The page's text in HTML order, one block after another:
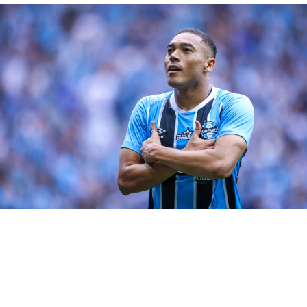
uma melhor condição.
RELATED TOPICS: BITELLO DESTAQUE GRENAL
Vina é dúvida para o Grenal 439
DECISIVO! Suárez tem ótimos números pelo Grêmio
Gregory Felipe